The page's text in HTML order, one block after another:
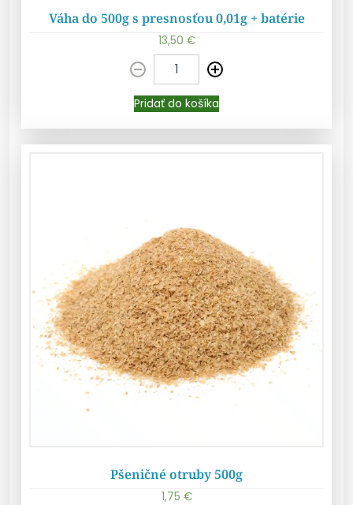
Pridať do košíka
Váha do 500g s presnosťou 0,01g + batérie
13,50 €
Pridať do košíka
Pšeničné otruby 500g
1,75 €